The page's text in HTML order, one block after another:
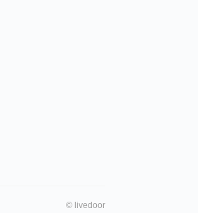
© livedoor